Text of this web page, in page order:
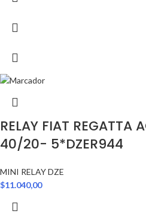
RELAY FIAT REGATTA
40/20- 5*DZER944
MINI RELAY DZE
$11.040,00